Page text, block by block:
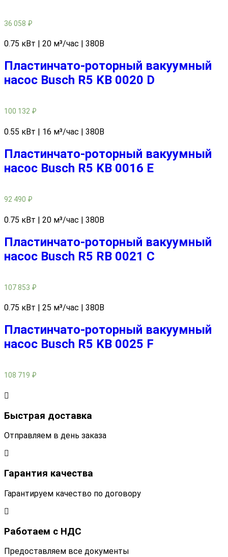
36 058 ₽
0.75 кВт | 20 м³/час | 380В
Пластинчато-роторный вакуумный
насос Busch R5 KB 0020 D
100 132 ₽
0.55 кВт | 16 м³/час | 380В
Пластинчато-роторный вакуумный
насос Busch R5 KB 0016 E
92 490 ₽
0.75 кВт | 20 м³/час | 380В
Пластинчато-роторный вакуумный
насос Busch R5 RB 0021 C
107 853 ₽
0.75 кВт | 25 м³/час | 380В
Пластинчато-роторный вакуумный
насос Busch R5 KB 0025 F
108 719 ₽
Быстрая доставка
Отправляем в день заказа
Гарантия качества
Гарантируем качество по договору
Работаем с НДС
Предоставляем все документы